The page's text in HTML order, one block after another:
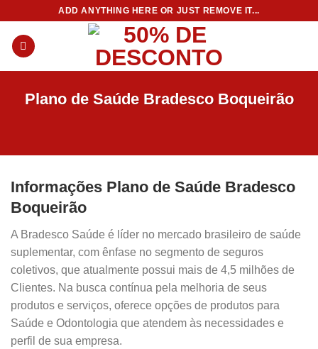
content
ADD ANYTHING HERE OR JUST REMOVE IT...
Plano de Saúde Bradesco Boqueirão
Informações Plano de Saúde Bradesco
Boqueirão
A Bradesco Saúde é líder no mercado brasileiro de saúde
suplementar, com ênfase no segmento de seguros
coletivos, que atualmente possui mais de 4,5 milhões de
Clientes. Na busca contínua pela melhoria de seus
produtos e serviços, oferece opções de produtos para
Saúde e Odontologia que atendem às necessidades e
perfil de sua empresa.